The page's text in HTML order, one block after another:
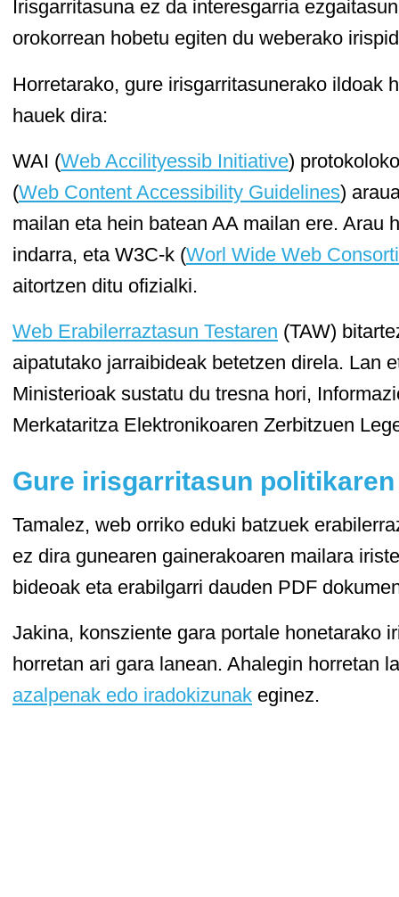
Irisgarritasuna ez da interesgarria
orokorrean hobetu egiten du weberako
Horretarako, gure irisgarritasunerako ildoak
hauek dira:
WAI (Web Accilityessib Initiative)
(Web Content Accessibility Guidelines)
mailan eta hein batean AA mailan ere. Arau
indarra, eta W3C-k (Worl Wide Web
aitortzen ditu ofizialki.
Web Erabilerraztasun Testaren (TAW)
aipatutako jarraibideak betetzen direla. Lan
Ministerioak sustatu du tresna hori,
Merkataritza Elektronikoaren Zerbitzuen
Gure irisgarritasun
Tamalez, web orriko eduki batzuek
ez dira gunearen gainerakoaren mailara
bideoak eta erabilgarri dauden PDF
Jakina, konsziente gara portale honetarako
horretan ari gara lanean. Ahalegin horretan
azalpenak edo iradokizunak eginez.